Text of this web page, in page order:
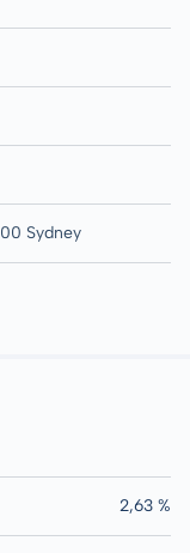
Sydney
2,63 %